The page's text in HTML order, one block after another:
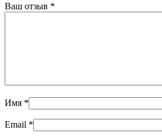
Ваш отзыв *
Имя *
Email *